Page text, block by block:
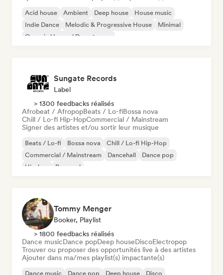
Acid house Ambient Deep house
House music
Indie Dance
Melodic & Progressive House
Minimal
Organic House / Downtempo
Sungate Records
Label
> 1300 feedbacks réalisés
Afrobeat / AfropopBeats / Lo-fiBossa nova
Chill / Lo-fi Hip-HopCommercial / Mainstream
Signer des artistes et/ou sortir leur musique
Beats / Lo-fi Bossa nova
Chill / Lo-fi Hip-Hop
Commercial / Mainstream
Dancehall
Dance pop
Hip-hop
Pop soul
Tommy Menger
Booker, Playlist
> 1800 feedbacks réalisés
Dance musicDance popDeep houseDiscoElectropop
Trouver ou proposer des opportunités live à des artistes
Ajouter dans ma/mes playlist(s) impactante(s)
Dance music Dance pop Deep house
Disco